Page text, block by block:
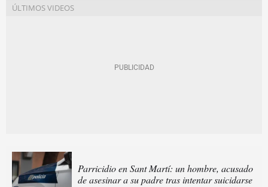
Parricidio en Sant Martí: un hombre, acusado
de asesinar a su padre tras intentar suicidarse